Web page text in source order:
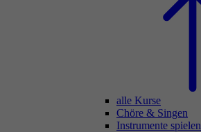
alle Kurse
Chöre & Singen
Instrumente spielen